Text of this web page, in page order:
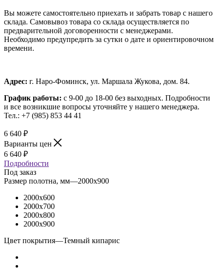
Вы можете самостоятельно приехать и забрать товар с нашего
склада. Самовывоз товара со склада осуществляется по
предварительной договоренности с менеджерами.
Необходимо предупредить за сутки о дате и ориентировочном
времени.
Адрес: г. Наро-Фоминск, ул. Маршала Жукова, дом. 84.
График работы: с 9-00 до 18-00 без выходных. Подробности
и все возникшие вопросы уточняйте у нашего менеджера.
Тел.: +7 (985) 853 44 41
6 640 ₽
Варианты цен
6 640 ₽
Подробности
Под заказ
Размер полотна, мм—2000x900
2000x600
2000x700
2000x800
2000x900
Цвет покрытия—Темный кипарис